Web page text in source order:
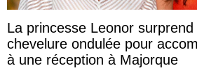
La princesse Leonor
chevelure ondulée pour
à une réception à Majorque